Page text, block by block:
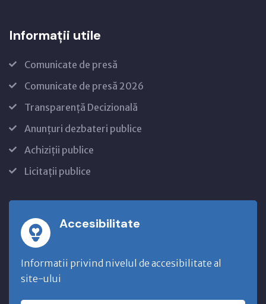
Informații utile
Comunicate de presă
Comunicate de presă 2026
Transparență Decizională
Anunțuri dezbateri publice
Achiziții publice
Licitații publice
Accesibilitate
Informatii privind nivelul de accesibilitate al
site-ului